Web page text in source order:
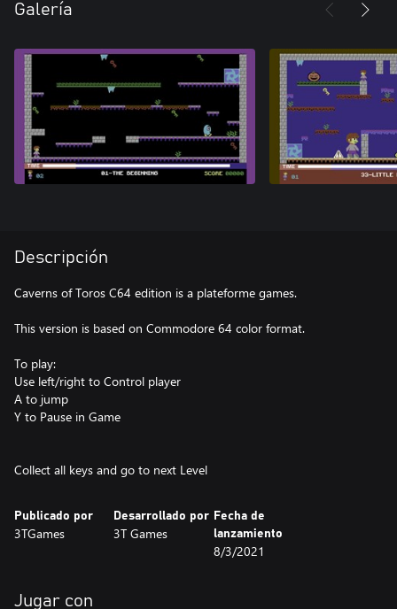
Galería
Descripción
Caverns of Toros C64 edition is a plateforme games.
This version is based on Commodore 64 color format.
To play:
Use left/right to Control player
A to jump
Y to Pause in Game
Publicado por
3TGames
Desarrollado por
3T Games
Fecha de
lanzamiento
8/3/2021
Jugar con